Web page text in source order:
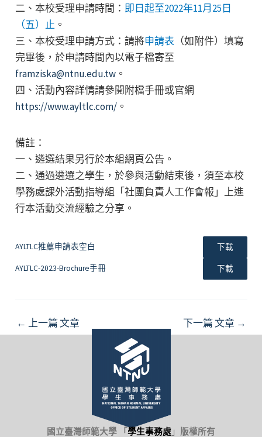
二、本校受理申請時間： 即日起至2022年11月25日
（五）止 。
三、本校受理申請方式：請將申請表 （如附件）填寫
完畢後，於申請時間內以電子檔寄至
framziska@ntnu.edu.tw。
四、活動內容詳情請參閱附檔手冊或官網
https://www.ayltlc.com/。
備註：
一、遴選結果另行於本組網頁公告。
二、通過遴選之學生，於參與活動結束後，須至本校
學務處課外活動指導組「社團負責人工作會報」上進
行本活動交流經驗之分享。
AYLTLC推薦申請表空白 下載
AYLTLC-2023-Brochure手冊 下載
Post
navigation
← 上一篇 文章 下一篇 文章 →
國立臺灣師範大學 「 學生事務處 」 版權所有